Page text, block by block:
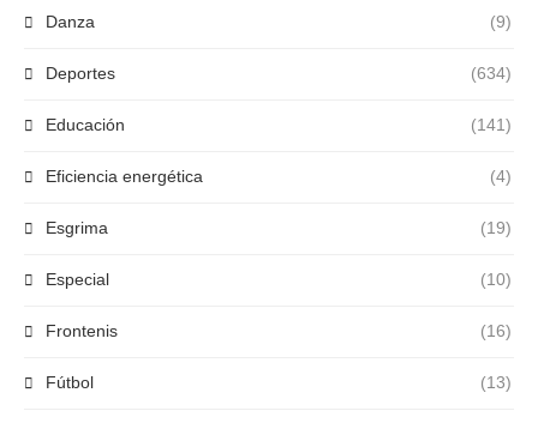
Danza (9)
Deportes (634)
Educación (141)
Eficiencia energética (4)
Esgrima (19)
Especial (10)
Frontenis (16)
Fútbol (13)